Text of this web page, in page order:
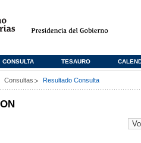
CONSULTA TESAURO
Consultas Resultado Consulta